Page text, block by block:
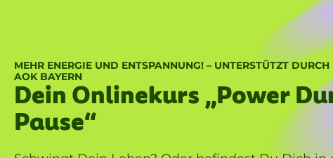
MEHR ENERGIE UND ENTSPANNUNG! – UNTERSTÜTZT DURCH
AOK BAYERN
Dein Onlinekurs „Power
Pause“